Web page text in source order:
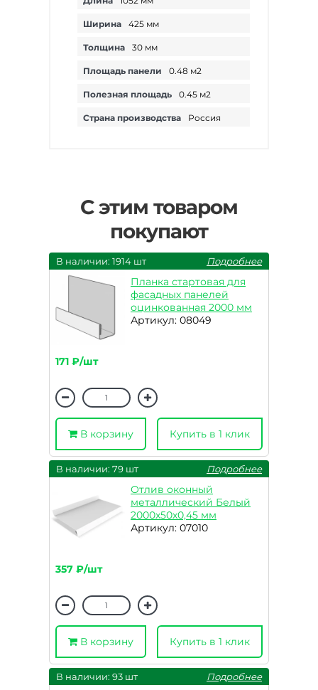
Ширина 425 мм
Толщина 30 мм
Площадь панели 0.48 м2
Полезная площадь 0.45 м2
Страна производства Россия
С этим товаром
покупают
В наличии: 1914 шт Подробнее
Планка стартовая для
фасадных панелей
оцинкованная 2000 мм
Артикул: 08049
171 ₽/шт
В корзину Купить в 1 клик
В наличии: 79 шт Подробнее
Отлив оконный
металлический Белый
2000х50х0,45 мм
Артикул: 07010
357 ₽/шт
В корзину Купить в 1 клик
В наличии: 93 шт Подробнее